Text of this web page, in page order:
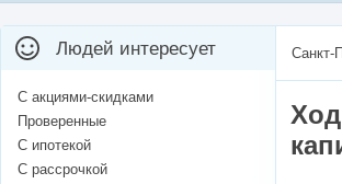
Санкт-
Людей интересует
С акциями-скидками
Проверенные
С ипотекой
С рассрочкой